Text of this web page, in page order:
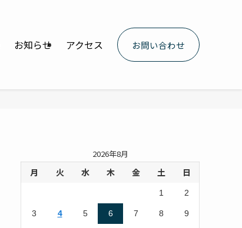
お知らせ アクセス お問い合わせ
2026年8月
月 火 水 木 金 土 日
1 2
3 4 5 6 7 8 9